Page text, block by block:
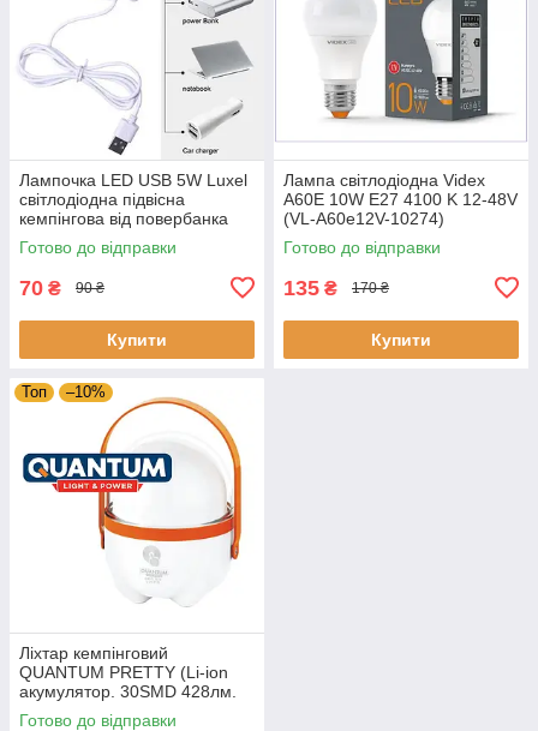
Лампочка LED USB 5W Luxel
світлодіодна підвісна
кемпінгова від повербанка
або ноутбука
Готово до відправки
70 ₴ 90 ₴
Купити
Лампа світлодіодна Videx
A60Е 10W E27 4100 K 12-48V
(VL-A60e12V-10274)
Готово до відправки
135 ₴ 170 ₴
Купити
Топ –10%
Ліхтар кемпінговий
QUANTUM PRETTY (Li-ion
акумулятор. 30SMD 428лм.
2.5годин. Димер. Сенсор)
Готово до відправки